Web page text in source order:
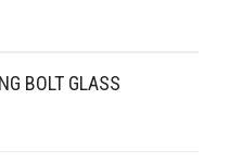
BOLT GLASS